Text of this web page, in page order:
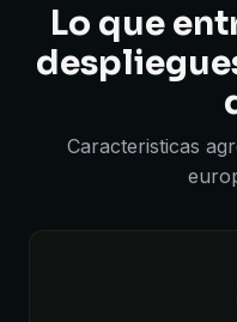
Lo que
Caracteristicas